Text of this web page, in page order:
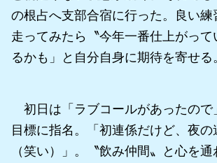
の根占へ支部合宿に行った。良い
走ってみたら〝今年一番仕上がって
るかも」と自分自身に期待を寄せる
初日は「ラブコールがあったので
目標に指名。「初連係だけど、夜の
（笑い）」。〝飲み仲間〟と心を